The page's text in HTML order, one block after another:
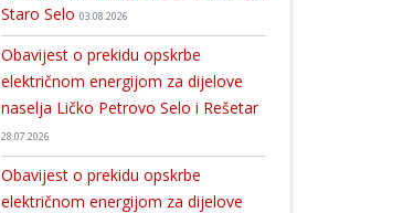
Staro Selo 03.08.2026
Obavijest o prekidu opskrbe
električnom energijom za dijelove
naselja Ličko Petrovo Selo i Rešetar
28.07.2026
Obavijest o prekidu opskrbe
električnom energijom za dijelove